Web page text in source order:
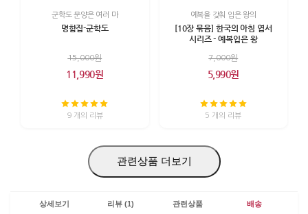
군학도 문양은 여러 마
명함집-군학도
15,000원
11,990원
9 개의 리뷰
예복을 갖춰 입은 왕의
[10장 묶음] 한국의 아침 엽서
시리즈 - 예복입은 왕
7,000원
5,990원
5 개의 리뷰
관련상품 더보기
상세보기 리뷰 (1) 관련상품 배송